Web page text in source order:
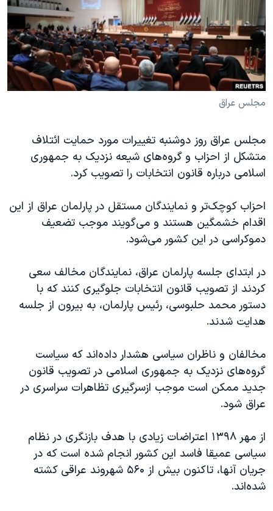
فرهنگ و زندگی
حقوق شهروندی
اقتصادی
علم و فناوری
اسرائیل در جنگ
آرشیو پخش زنده
انتخابات ریاست جمهوری آمریکا ۲۰۲۴
حمله جمهوری اسلامی به اسرائیل
رمز مهسا
ورزش زنان در ایران
مجموعه مستندهای دادخواهی
تریبونال مردمی آبان ۹۸
چهل سال گروگان‌گیری
قانون شفافیت دارائی کادر رهبری ایران
اسرائیل در جنگ
نرگس محمدی برنده جایزه نوبل صلح
همایش محافظه‌کاران آمریکا «سی‌پک»
سفر پرزیدنت ترامپ به چین
دنبال کنید
زبانهای مختلف
مجلس عراق
مجلس عراق روز دوشنبه تغییرات مورد حمایت ائتلاف
متشکل از احزاب و گروه‌های شیعه نزدیک به جمهوری
اسلامی درباره قانون انتخابات را تصویب کرد.
احزاب کوچک‌تر و نمایندگان مستقل در پارلمان عراق از این
اقدام خشمگین هستند و می‌گویند موجب تضعیف
دموکراسی در این کشور می‌شود.
در ابتدای جلسه پارلمان عراق، نمایندگان مخالف سعی
کردند از تصویب قانون انتخابات جلوگیری کنند که با
دستور محمد حلبوسی، رئیس پارلمان، به بیرون از جلسه
هدایت شدند.
مخالفان و ناظران سیاسی هشدار داده‌اند که سیاست
گروه‌های نزدیک به جمهوری اسلامی در تصویب قانون
جدید ممکن است موجب ازسرگیری تظاهرات سراسری در
عراق شود.
از مهر ۱۳۹۸ اعتراضات زیادی با هدف بازنگری در نظام
سیاسی عمیقا فاسد این کشور انجام شده است که در
جریان آنها، تاکنون بیش از ۵۶۰ شهروند عراقی کشته
شده‌اند.